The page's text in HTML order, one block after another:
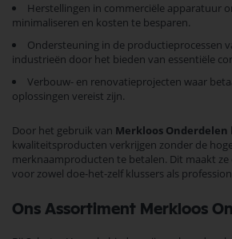
Herstellingen in commerciële apparatuur
minimaliseren en kosten te besparen.
Ondersteuning in de productieprocessen
industrieën door het bieden van essentiële
Verbouw- en renovatieprojecten waar
oplossingen vereist zijn.
Door het gebruik van Merkloos Onderdelen
kwaliteitsproducten verkrijgen zonder de
merknaamproducten te betalen. Dit maakt ze
voor zowel doe-het-zelf klussers als
Ons Assortiment Merkloos